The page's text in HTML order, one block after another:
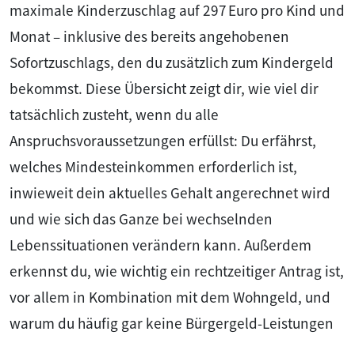
maximale Kinderzuschlag auf 297 Euro pro Kind und
Monat – inklusive des bereits angehobenen
Sofortzuschlags, den du zusätzlich zum Kindergeld
bekommst. Diese Übersicht zeigt dir, wie viel dir
tatsächlich zusteht, wenn du alle
Anspruchsvoraussetzungen erfüllst: Du erfährst,
welches Mindesteinkommen erforderlich ist,
inwieweit dein aktuelles Gehalt angerechnet wird
und wie sich das Ganze bei wechselnden
Lebenssituationen verändern kann. Außerdem
erkennst du, wie wichtig ein rechtzeitiger Antrag ist,
vor allem in Kombination mit dem Wohngeld, und
warum du häufig gar keine Bürgergeld-Leistungen